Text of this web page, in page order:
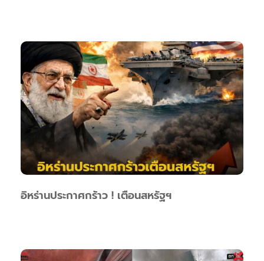
อิหร่านประกาศกร้าว ! เตือนสหรัฐฯ